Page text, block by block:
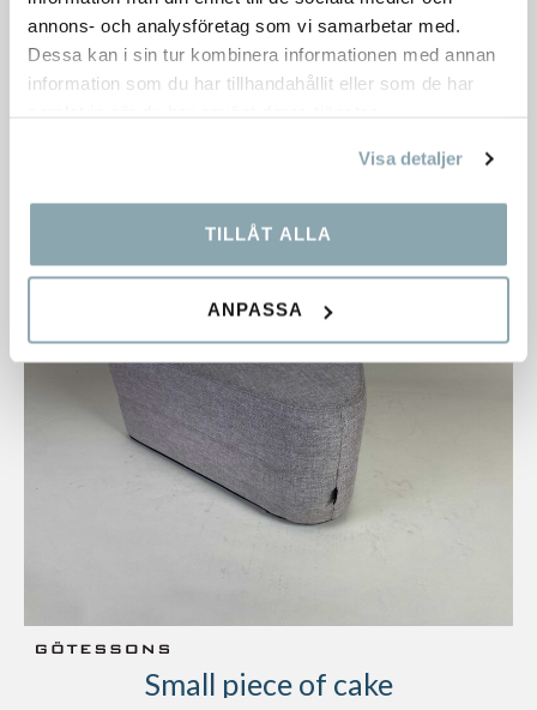
annons- och analysföretag som vi samarbetar med.
Dessa kan i sin tur kombinera informationen med annan
information som du har tillhandahållit eller som de har
Visa detaljer
TILLÅT ALLA
ANPASSA
RomboSeat
Lager:
2 st.
Small piece of cake